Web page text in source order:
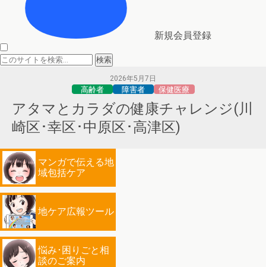
新規会員登録
2026年5月7日
高齢者 障害者 保健医療
アタマとカラダの健康チャレンジ(川
崎区･幸区･中原区･高津区)
マンガで伝える地
域包括ケア
地ケア広報ツール
悩み･困りごと相
談のご案内